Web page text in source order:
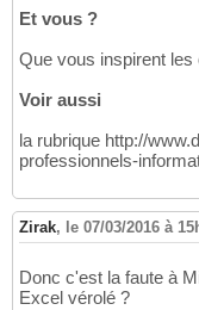
Et vous ?
Que vous inspirent
Voir aussi
la rubrique http://
professionnels-
Zirak, le 07/03/2016 à
Donc c'est la faute à
Excel vérolé ?